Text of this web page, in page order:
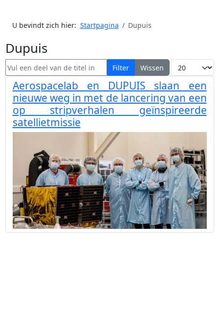
U bevindt zich hier: Startpagina Dupuis
Dupuis
Vul een deel van de titel in Filter Wissen Toon #
Aerospacelab en DUPUIS slaan een
nieuwe weg in met de lancering van een
op stripverhalen geïnspireerde
satellietmissie